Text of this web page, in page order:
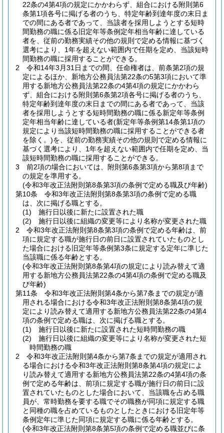
22条の4第4項の規定にかかわらず、組合における附則第6
条第1項各号に掲げる者のうち、特定年齢到達年度の末日ま
での間にある者であって、当該者を採用しようとする短時
間勤務の職に係る旧定年等条例定年相当年齢に達している
者を、従前の勤務実績その他の規則で定める情報に基づく
選考により、1年を超えない範囲内で任期を定め、当該短時
間勤務の職に採用することができる。
2
令和14年3月31日までの間、任命権者は、前条第2項の規
定によるほか、新地方公務員法第22条の5第3項において準
用する新地方公務員法第22条の4第4項の規定にかかわら
ず、組合における附則第6条第2項各号に掲げる者のうち、
特定年齢到達年度の末日までの間にある者であって、当該
者を採用しようとする短時間勤務の職に係る新定年等条例
定年相当年齢に達している者(新定年等条例第14条第1項の
規定により当該短時間勤務の職に採用することができる者
を除く。)を、従前の勤務実績その他の規則で定める情報に
基づく選考により、1年を超えない範囲内で任期を定め、当
該短時間勤務の職に採用することができる。
3
前2項の場合においては、附則第6条第3項から第8項まで
の規定を準用する。
(令和3年改正法附則第8条第3項の条例で定める職及び年齢)
第10条
令和3年改正法附則第8条第3項の条例で定める職
は、次に掲げる職とする。
(1)
施行日以後に新たに設置された職
(2)
施行日以後に組織の変更等により名称が変更された職
2
令和3年改正法附則第8条第3項の条例で定める年齢は、前
項に規定する職が施行日の前日に設置されていたものとし
た場合における旧定年等条例第3条に規定する定年に準じた
当該職に係る年齢とする。
(令和3年改正法附則第8条第4項の規定により読み替えて適
用する新地方公務員法第22条の4第4項の条例で定める職及
び年齢)
第11条
令和3年改正法附則第4条から第7条までの規定が適
用される場合における令和3年改正法附則第8条第4項の規
定により読み替えて適用する新地方公務員法第22条の4第4
項の条例で定める職は、次に掲げる職とする。
(1)
施行日以後に新たに設置された短時間勤務の職
(2)
施行日以後に組織の変更等により名称が変更された短
時間勤務の職
2
令和3年改正法附則第4条から第7条までの規定が適用され
る場合における令和3年改正法附則第8条第4項の規定によ
り読み替えて適用する新地方公務員法第22条の4第4項の条
例で定める年齢は、前項に規定する職が施行日の前日に設
置されていたものとした場合において、当該職を占める職
員が、常時勤務を要する職でその職務が同項に規定する職
と同種の職を占めているものとしたときにおける旧定年等
条例定年に準じた同項に規定する職に係る年齢とする。
(令和3年改正法附則第8条第5項の条例で定める職並びに条